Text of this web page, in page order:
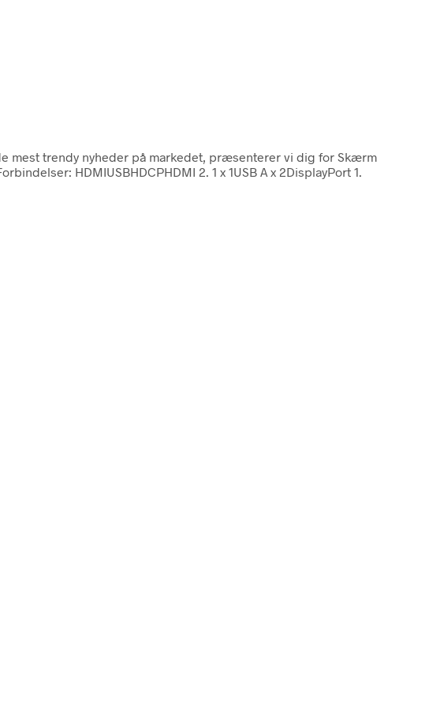
mest trendy nyheder på markedet, præsenterer vi dig for Skærm
HDMIUSBHDCPHDMI 2. 1 x 1USB A x 2DisplayPort 1.